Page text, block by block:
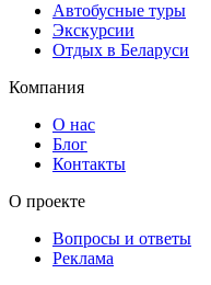
Автобусные туры
Экскурсии
Отдых в Беларуси
Компания
О нас
Блог
Контакты
О проекте
Вопросы и ответы
Реклама